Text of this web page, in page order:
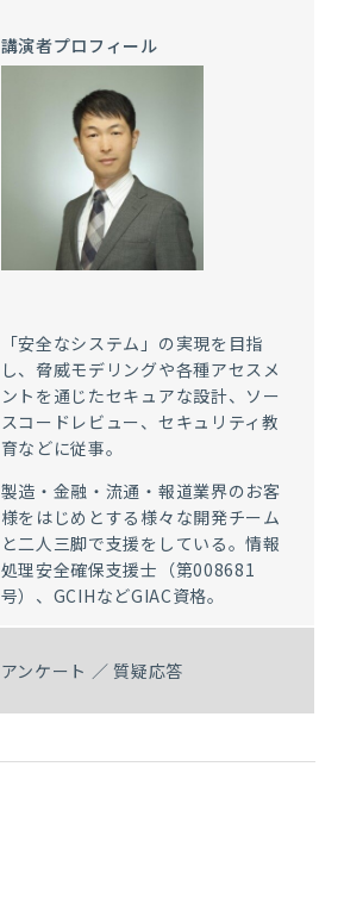
講演者プロフィール
「安全なシステム」の実現を目指
し、脅威モデリングや各種アセスメ
ントを通じたセキュアな設計、ソー
スコードレビュー、セキュリティ教
育などに従事。
製造・金融・流通・報道業界のお客
様をはじめとする様々な開発チーム
と二人三脚で支援をしている。情報
処理安全確保支援士（第008681
号）、 GCIHなどGIAC資格。
アンケート ／ 質疑応答